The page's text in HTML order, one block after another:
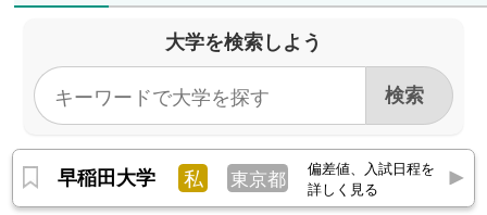
大学を検索しよう
早稲田大学 私 東京都
偏差値、入試日程を
詳しく見る